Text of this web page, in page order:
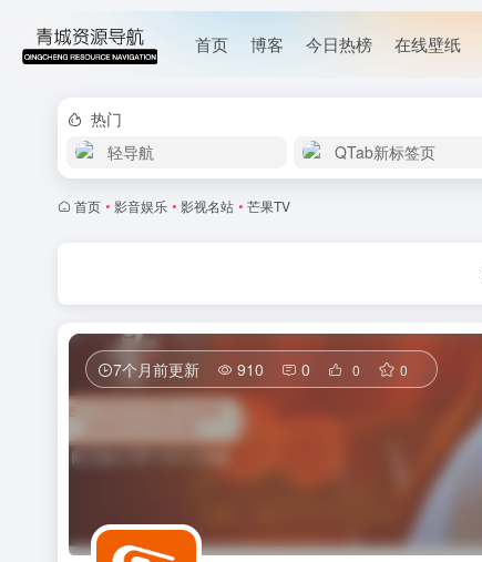
首页 博客 今日热榜 在线壁纸
热门
轻导航
QTab新标签页
首页 • 影音娱乐 • 影视名站 • 芒果TV
7个月前更新 910 0 0 0